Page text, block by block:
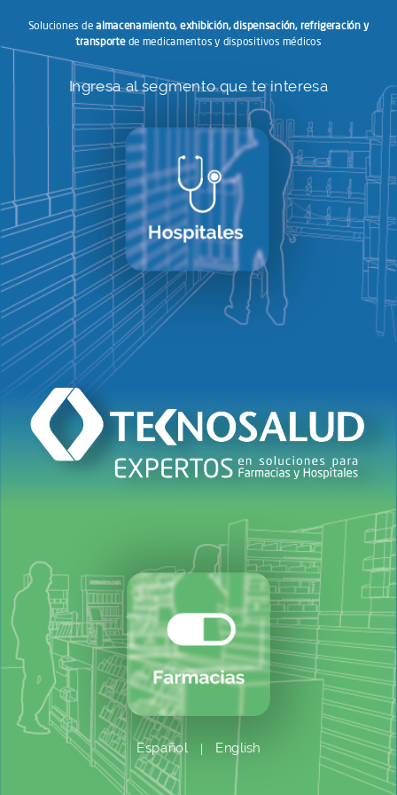
Soluciones dealmacenamiento, exhibición, dispensación, refrigeración y
transportede medicamentos y dispositivos médicos
Ingresa al segmento que te interesa
Español | English